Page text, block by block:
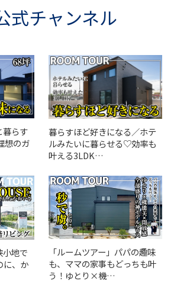
式チャンネル
暮らす
想のガ
暮らすほど好きになる／ホテ
ルみたいに暮らせる♡効率も
叶える3LDK…
小地で
に、か
「ルームツアー」パパの趣味
も、ママの家事もどっちも叶
う！ゆとり×機…